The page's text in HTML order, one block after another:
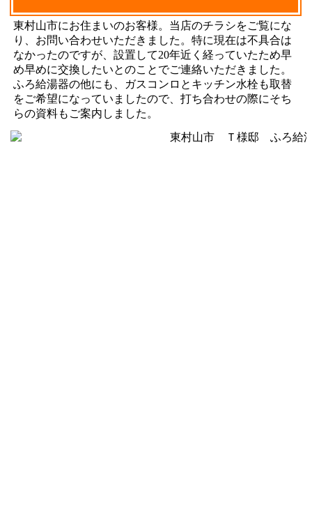
東村山市にお住まいのお客様。当店のチラシをご覧にな
り、お問い合わせいただきました。特に現在は不具合は
なかったのですが、設置して20年近く経っていたため早
め早めに交換したいとのことでご連絡いただきました。
ふろ給湯器の他にも、ガスコンロとキッチン水栓も取替
をご希望になっていましたので、打ち合わせの際にそち
らの資料もご案内しました。